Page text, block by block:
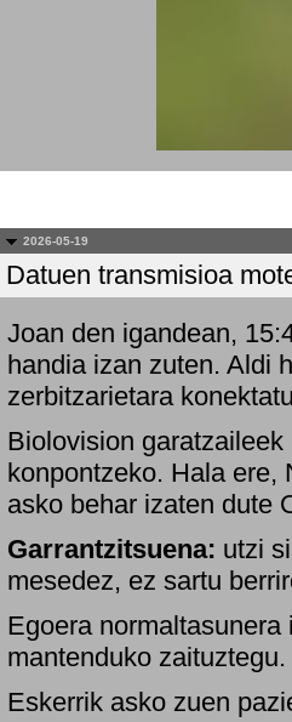
2026-05-19
Datuen transmisioa
Joan den igandean,
handia izan zuten. Aldi
zerbitzarietara
Biolovision
konpontzeko. Hala ere,
asko behar izaten dute
Garrantzitsuena: utzi
mesedez, ez sartu
Egoera
mantenduko
Eskerrik asko zuen